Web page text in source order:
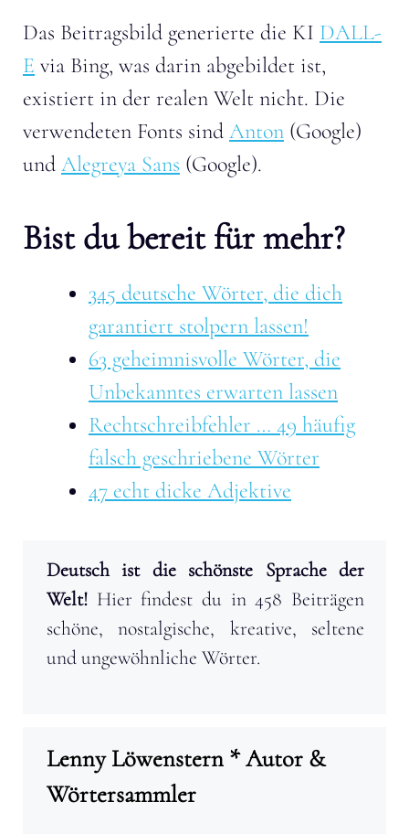
Das Beitragsbild generierte die KI DALL-
E via Bing, was darin abgebildet ist,
existiert in der realen Welt nicht. Die
verwendeten Fonts sind Anton (Google)
und Alegreya Sans (Google).
Bist du bereit für mehr?
345 deutsche Wörter, die dich
garantiert stolpern lassen!
63 geheimnisvolle Wörter, die
Unbekanntes erwarten lassen
Rechtschreibfehler … 49 häufig
falsch geschriebene Wörter
47 echt dicke Adjektive
Deutsch ist die schönste Sprache der
Welt! Hier findest du in 458 Beiträgen
schöne, nostalgische, kreative, seltene
und ungewöhnliche Wörter.
Lenny Löwenstern * Autor &
Wörtersammler